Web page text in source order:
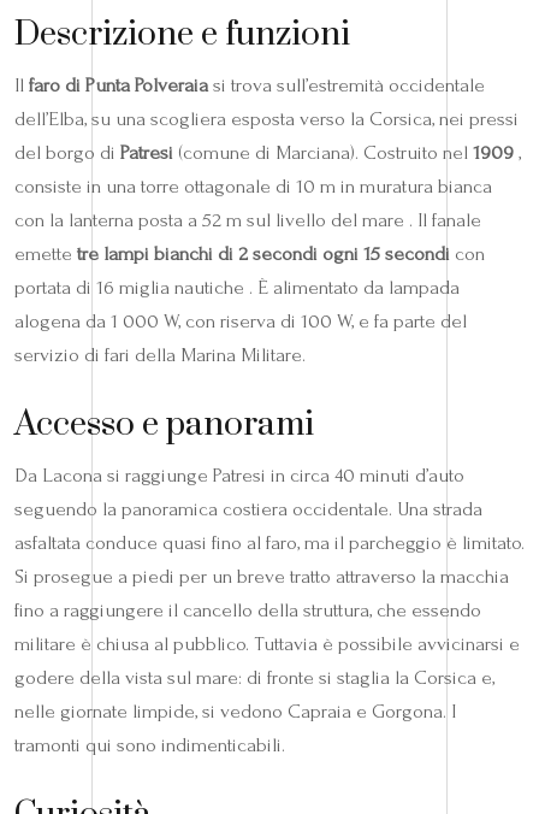
Descrizione e funzioni
Il faro di Punta Polveraiasi trova sull’estremità occidentale
dell’Elba, su una scogliera esposta verso la Corsica, nei pressi
del borgo di Patresi (comune di Marciana). Costruito nel 1909 ,
consiste in una torre ottagonale di 10 m in muratura bianca
con la lanterna posta a 52 m sul livello del mare . Il fanale
emette tre lampi bianchi di 2 secondi ogni 15 secondi con
portata di 16 miglia nautiche . È alimentato da lampada
alogena da 1 000 W, con riserva di 100 W, e fa parte del
servizio di fari della Marina Militare.
Accesso e panorami
Da Lacona si raggiunge Patresi in circa 40 minuti d’auto
seguendo la panoramica costiera occidentale. Una strada
asfaltata conduce quasi fino al faro, ma il parcheggio è limitato.
Si prosegue a piedi per un breve tratto attraverso la macchia
fino a raggiungere il cancello della struttura, che essendo
militare è chiusa al pubblico. Tuttavia è possibile avvicinarsi e
godere della vista sul mare: di fronte si staglia la Corsica e,
nelle giornate limpide, si vedono Capraia e Gorgona. I
tramonti qui sono indimenticabili.